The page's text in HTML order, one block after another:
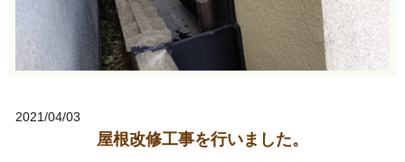
2021/04/03
屋根改修工事を行いました。